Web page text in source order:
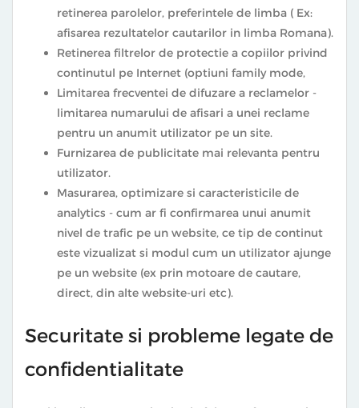
retinerea parolelor, preferintele de limba ( Ex:
afisarea rezultatelor cautarilor in limba Romana).
Retinerea filtrelor de protectie a copiilor privind
continutul pe Internet (optiuni family mode,
Limitarea frecventei de difuzare a reclamelor -
limitarea numarului de afisari a unei reclame
pentru un anumit utilizator pe un site.
Furnizarea de publicitate mai relevanta pentru
utilizator.
Masurarea, optimizare si caracteristicile de
analytics - cum ar fi confirmarea unui anumit
nivel de trafic pe un website, ce tip de continut
este vizualizat si modul cum un utilizator ajunge
pe un website (ex prin motoare de cautare,
direct, din alte website-uri etc).
Securitate si probleme legate de
confidentialitate